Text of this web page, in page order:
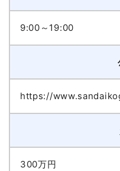
9:00～19:00
https://
300万円